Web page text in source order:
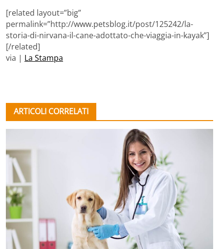
[related layout=”big”
permalink=”http://www.petsblog.it/post/125242/la-
storia-di-nirvana-il-cane-adottato-che-viaggia-in-kayak”]
[/related]
via | La Stampa
ARTICOLI CORRELATI